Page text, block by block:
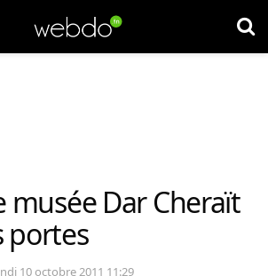
musée Dar Cheraït
portes
10 octobre 2011 11:29